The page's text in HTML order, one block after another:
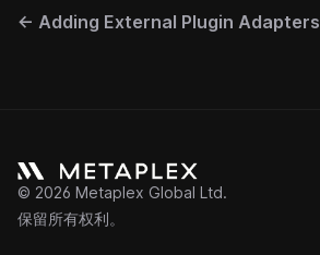
← Adding External Plugin Adapters
© 2026 Metaplex Global Ltd.
保留所有权利。